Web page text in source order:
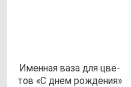
Имен­ная ва­за для цве­
тов «С днем рож­де­ния»